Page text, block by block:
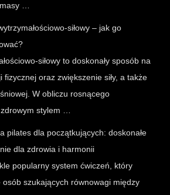
…
siłowy – jak go
siłowy to doskonały sposób na
fizycznej oraz zwiększenie siły, a także
W obliczu rosnącego
stylem …
pilates dla początkujących: doskonałe
dla zdrowia i harmonii
popularny system ćwiczeń, który
osób szukających równowagi między